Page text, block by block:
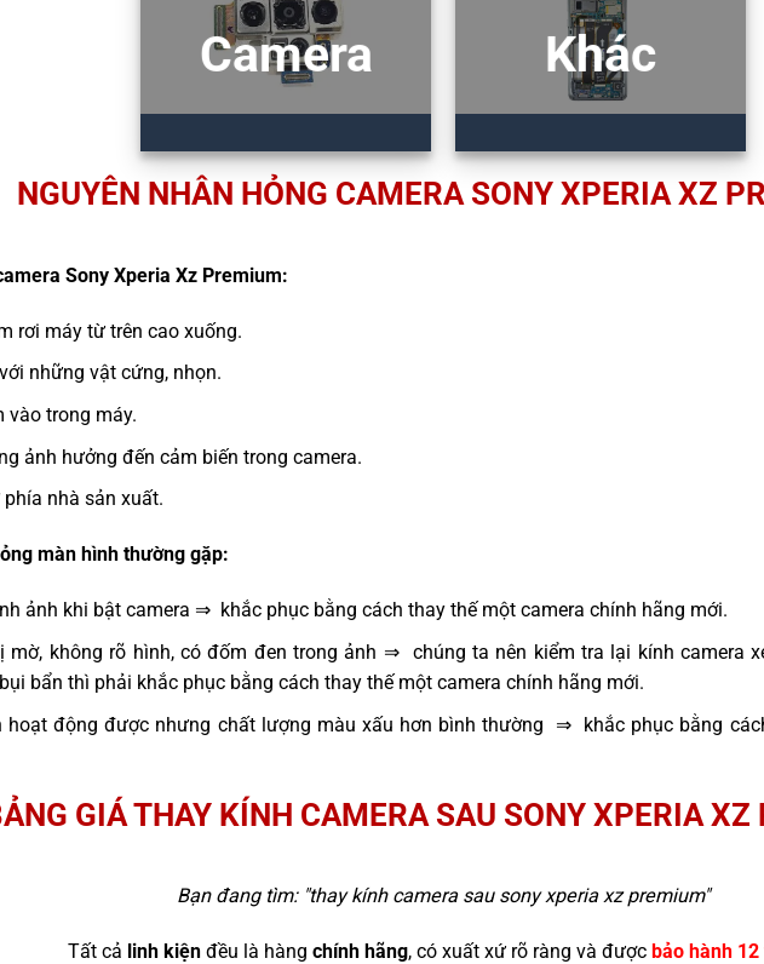
Camera Khác
NGUYÊN NHÂN HỎNG CAMERA SONY XPERIA XZ
Sony Xperia Xz Premium:
rơi máy từ trên cao xuống.
những vật cứng, nhọn.
vào trong máy.
ảnh hưởng đến cảm biến trong camera.
nhà sản xuất.
màn hình thường gặp:
ảnh khi bật camera ⇒ khắc phục bằng cách thay thế một camera chính hãng mới.
mờ, không rõ hình, có đốm đen trong ảnh ⇒ chúng ta nên kiểm tra lại kính camera
bẩn thì phải khắc phục bằng cách thay thế một camera chính hãng mới.
hoạt động được nhưng chất lượng màu xấu hơn bình thường ⇒ khắc phục bằng
GIÁ THAY KÍNH CAMERA SAU SONY XPERIA XZ
Bạn đang tìm: "thay kính camera sau sony xperia xz premium"
Tất cả linh kiệnđều là hàng chính hãng, có xuất xứ rõ ràng và được bảo hành